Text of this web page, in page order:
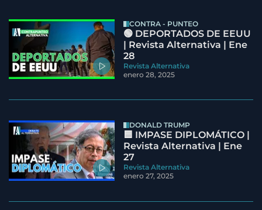
CONTRA - PUNTEO
🟢 DEPORTADOS DE EEUU
| Revista Alternativa | Ene
28
Revista Alternativa
enero 28, 2025
DONALD TRUMP
🟦 IMPASE DIPLOMÁTICO |
Revista Alternativa | Ene
27
Revista Alternativa
enero 27, 2025